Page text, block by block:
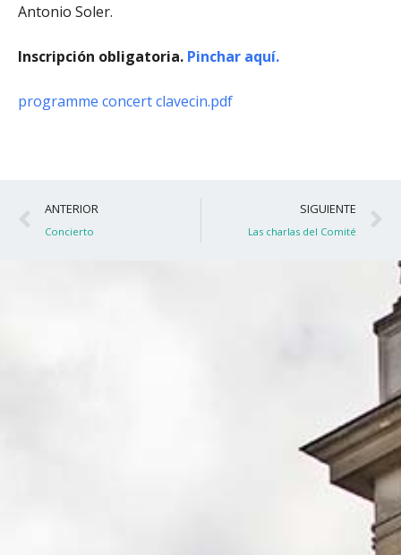
Antonio Soler.
Inscripción obligatoria. Pinchar aquí.
programme concert clavecin.pdf
Ant
ANTERIOR
Concierto
SIGUIENTE
Las charlas del Comité